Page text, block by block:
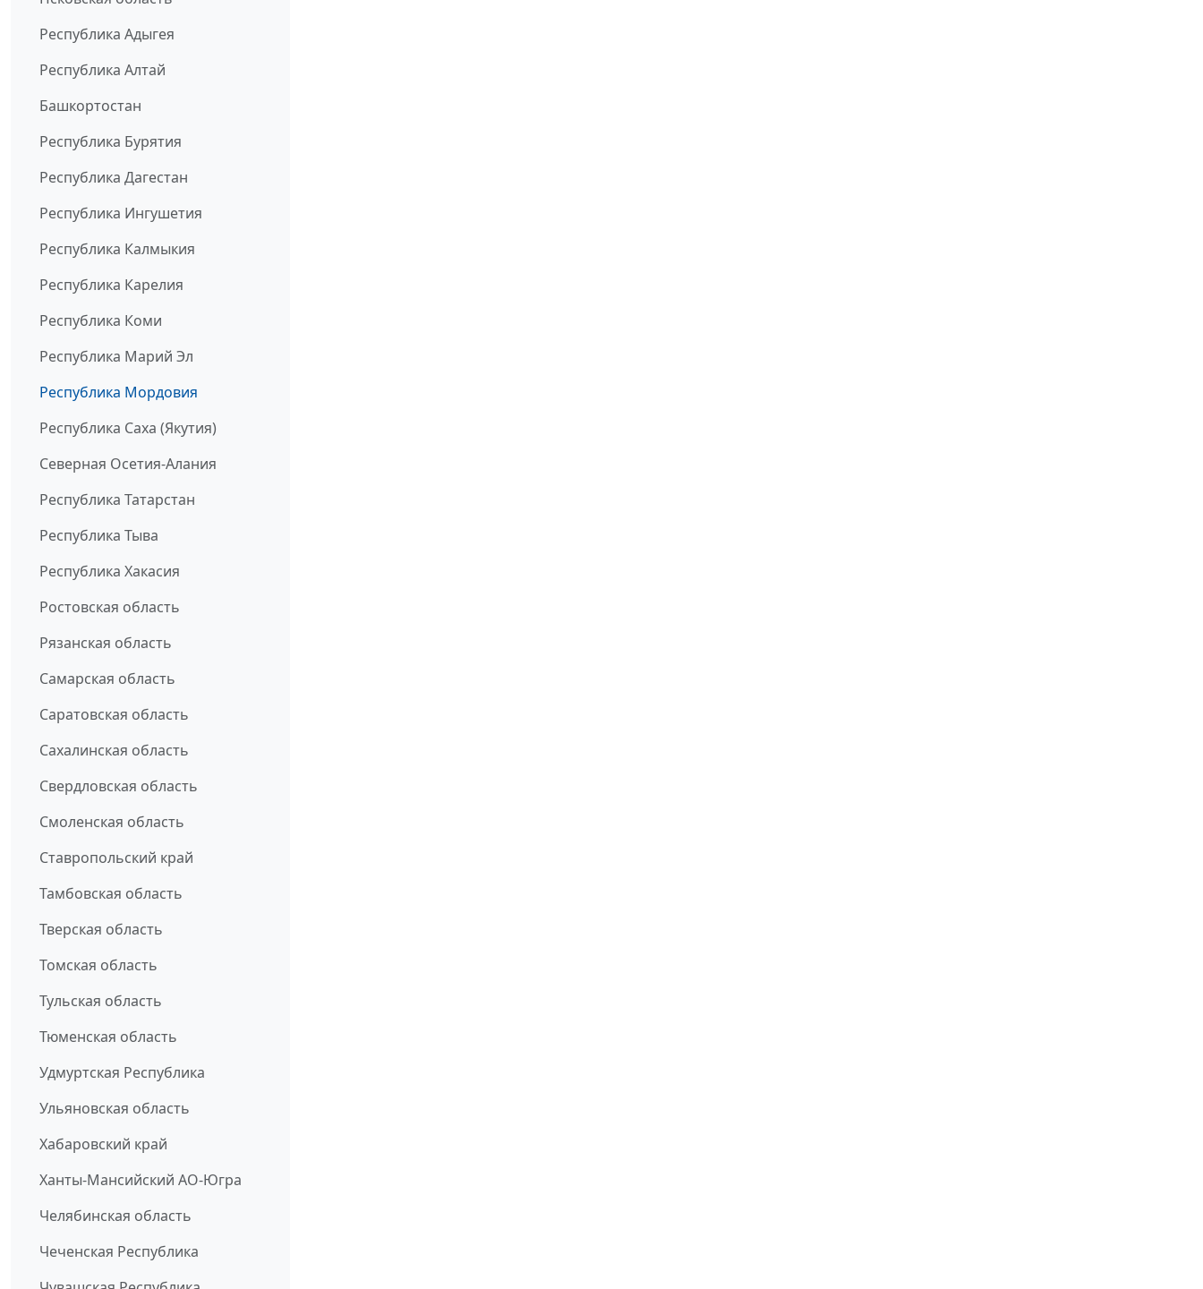
Республика Адыгея
Республика Алтай
Башкортостан
Республика Бурятия
Республика Дагестан
Республика Ингушетия
Республика Калмыкия
Республика Карелия
Республика Коми
Республика Марий Эл
Республика Мордовия
Республика Саха (Якутия)
Северная Осетия-Алания
Республика Татарстан
Республика Тыва
Республика Хакасия
Ростовская область
Рязанская область
Самарская область
Саратовская область
Сахалинская область
Свердловская область
Смоленская область
Ставропольский край
Тамбовская область
Тверская область
Томская область
Тульская область
Тюменская область
Удмуртская Республика
Ульяновская область
Хабаровский край
Ханты-Мансийский АО-Югра
Челябинская область
Чеченская Республика